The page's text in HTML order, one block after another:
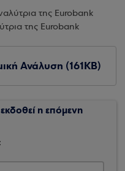
της Eurobank
της Eurobank
Ανάλυση (161KB)
η επόμενη